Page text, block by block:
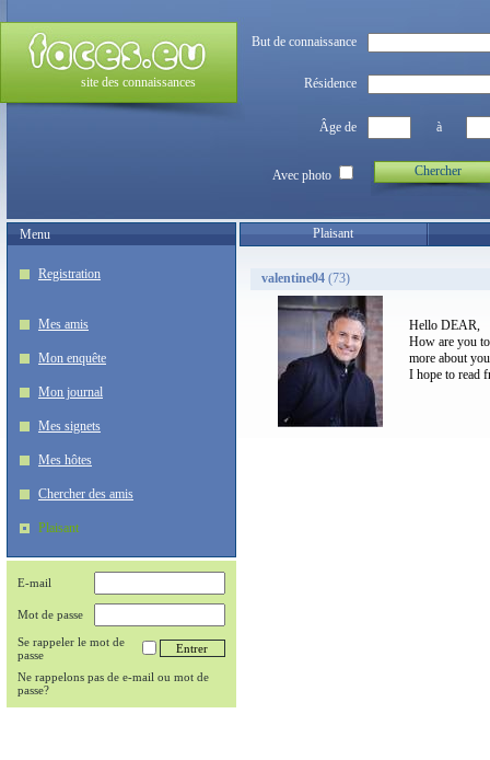
site des connaissances
But de connaissance
Résidence
Âge de à
Avec photo Chercher
Menu
Registration
Mes amis
Mon enquête
Mon journal
Mes signets
Mes hôtes
Chercher des amis
Plaisant
E-mail
Mot de passe
Se rappeler le mot de
passe
Ne rappelons pas de e-mail ou mot de
passe?
Plaisant
valentine04 (73)
Hello DEAR,
How are you
more about
I hope to read